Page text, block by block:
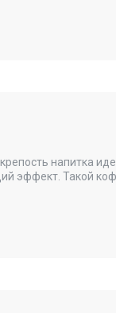
напитка
эффект. Такой